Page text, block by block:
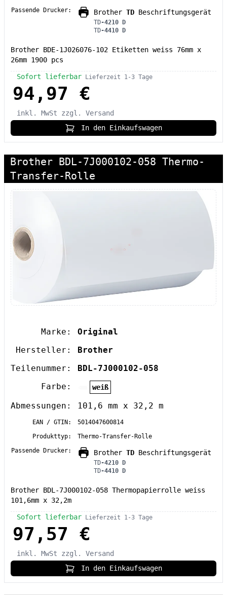
Passende Drucker:
Brother TD Beschriftungsgerät
TD-4210 D
TD-4410 D
Brother BDE-1J026076-102 Etiketten weiss 76mm x
26mm 1900 pcs
Sofort lieferbar Lieferzeit 1-3 Tage
94,97 €
inkl. MwSt
zzgl. Versand
In den Einkaufswagen
Brother BDL-7J000102-058 Thermo-
Transfer-Rolle
Marke:
Original
Hersteller:
Brother
Teilenummer:
BDL-7J000102-058
Farbe:
weiß
Abmessungen: 101,6 mm x 32,2 m
EAN / GTIN:
5014047600814
Produkttyp:
Thermo-Transfer-Rolle
Passende Drucker:
Brother TD Beschriftungsgerät
TD-4210 D
TD-4410 D
Brother BDL-7J000102-058 Thermopapierrolle weiss
101,6mm x 32,2m
Sofort lieferbar Lieferzeit 1-3 Tage
97,57 €
inkl. MwSt
zzgl. Versand
In den Einkaufswagen